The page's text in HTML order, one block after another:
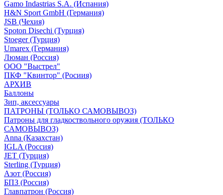
Gamo Indastrias S.A. (Испания)
H&N Sport GmbH (Германия)
JSB (Чехия)
Spoton Disechi (Турция)
Stoeger (Турция)
Umarex (Германия)
Люман (Россия)
ООО "Выстрел"
ПКФ "Квинтор" (Росиия)
АРХИВ
Баллоны
Зип, аксессуары
ПАТРОНЫ (ТОЛЬКО САМОВЫВОЗ)
Патроны для гладкоствольного оружия (ТОЛЬКО
САМОВЫВОЗ)
Anna (Казахстан)
IGLA (Россия)
JET (Турция)
Sterling (Турция)
Азот (Россия)
БПЗ (Россия)
Главпатрон (Россия)